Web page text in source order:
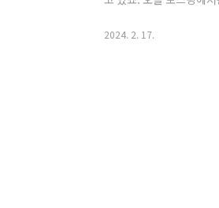
비롯되었습니다.
2024. 2. 17.